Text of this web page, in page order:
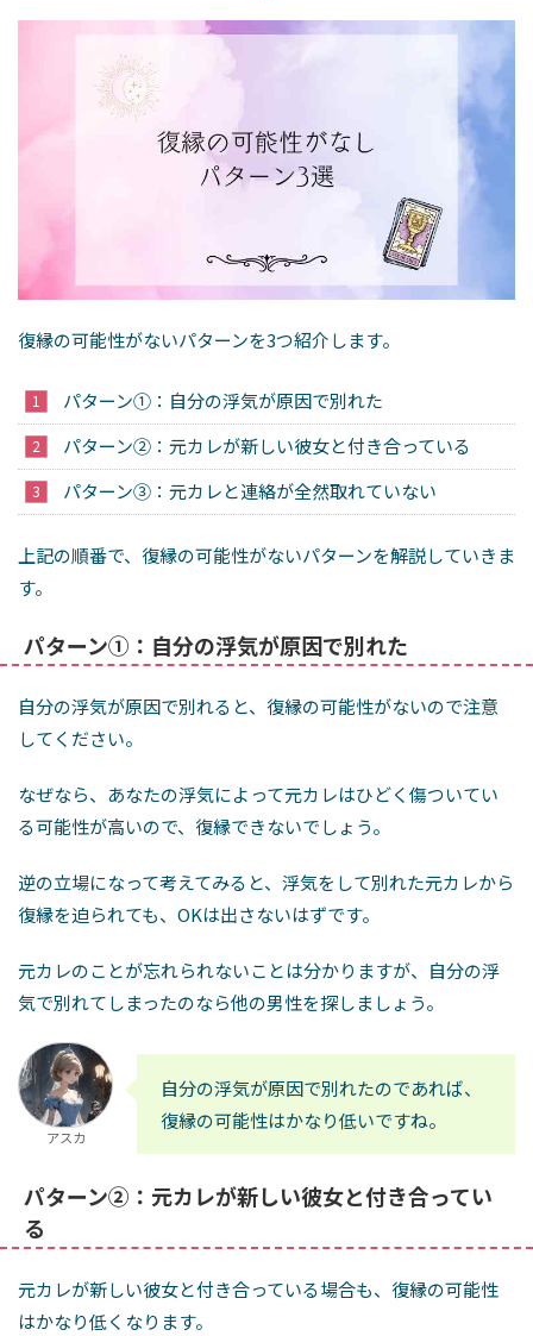
復縁の可能性がないパターンを3つ紹介します。
パターン①：自分の浮気が原因で別れた
パターン②：元カレが新しい彼女と付き合っている
パターン③：元カレと連絡が全然取れていない
上記の順番で、復縁の可能性がないパターンを解説していきま
す。
パターン①：自分の浮気が原因で別れた
自分の浮気が原因で別れると、復縁の可能性がないので注意
してください。
なぜなら、あなたの浮気によって元カレはひどく傷ついてい
る可能性が高いので、復縁できないでしょう。
逆の立場になって考えてみると、浮気をして別れた元カレから
復縁を迫られても、OKは出さないはずです。
元カレのことが忘れられないことは分かりますが、自分の浮
気で別れてしまったのなら他の男性を探しましょう。
アスカ
自分の浮気が原因で別れたのであれば、
復縁の可能性はかなり低いですね。
パターン②：元カレが新しい彼女と付き合ってい
る
元カレが新しい彼女と付き合っている場合も、復縁の可能性
はかなり低くなります。